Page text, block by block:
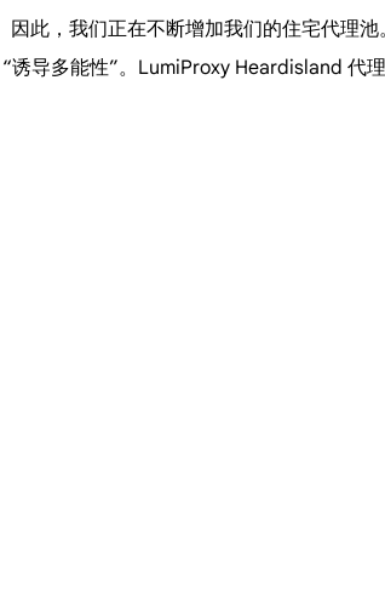
此，我们正在不断增加我们的住宅代理
导多能性”。LumiProxy Heardisland 代